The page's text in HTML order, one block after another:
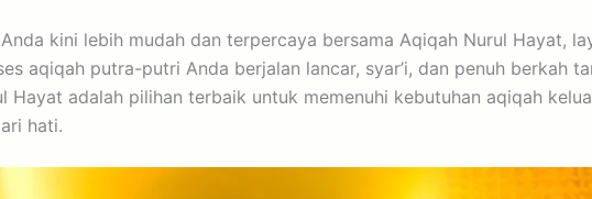
kini lebih mudah dan terpercaya bersama Aqiqah Nurul Hayat,
aqiqah putra-putri Anda berjalan lancar, syar’i, dan penuh berkah
adalah pilihan terbaik untuk memenuhi kebutuhan aqiqah
hati.